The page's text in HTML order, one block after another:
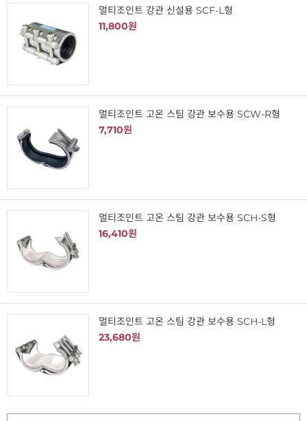
멀티조인트 강관 신설용 SCF-L형
11,800원
멀티조인트 고온 스팀 강관 보수용 SCW-R형
7,710원
멀티조인트 고온 스팀 강관 보수용 SCH-S형
16,410원
멀티조인트 고온 스팀 강관 보수용 SCH-L형
23,680원